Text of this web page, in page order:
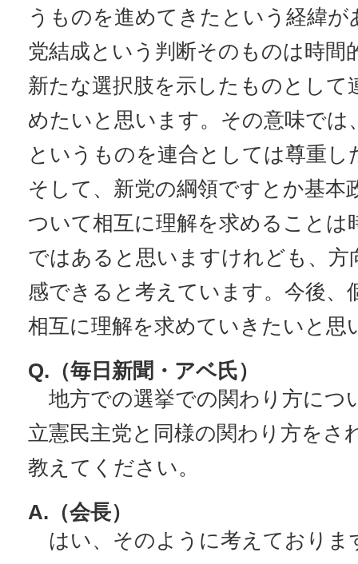
うものを進めてきたという経緯が
党結成という判断そのものは時間
新たな選択肢を示したものとして
めたいと思います。その意味では
というものを連合としては尊重し
そして、新党の綱領ですとか基本
ついて相互に理解を求めることは
ではあると思いますけれども、方
感できると考えています。今後、
相互に理解を求めていきたいと思
Q.（毎日新聞・アベ氏）
地方での選挙での関わり方につ
立憲民主党と同様の関わり方をさ
教えてください。
A.（会長）
はい、そのように考えておりま